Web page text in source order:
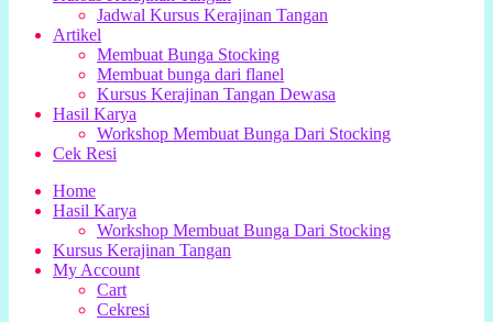
Jadwal Kursus Kerajinan Tangan
Artikel
Membuat Bunga Stocking
Membuat bunga dari flanel
Kursus Kerajinan Tangan Dewasa
Hasil Karya
Workshop Membuat Bunga Dari Stocking
Cek Resi
Home
Hasil Karya
Workshop Membuat Bunga Dari Stocking
Kursus Kerajinan Tangan
My Account
Cart
Cekresi